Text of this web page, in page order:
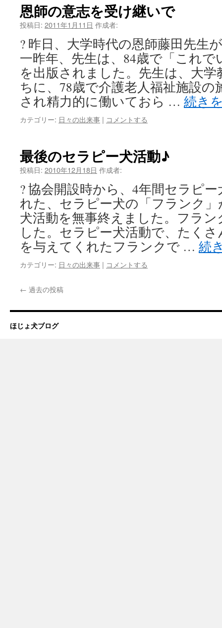
恩師の意志を受け継いで
投稿日: 2011年1月11日 作成者:
? 昨日、大学時代の恩師藤田先生
一昨年、先生は、84歳で「これ
を出版されました。先生は、大
ちに、78歳で介護老人福祉施設
され精力的に働いておら … 続き
カテゴリー: 日々の出来事 | コメントする
最後のセラピー犬活動♪
投稿日: 2010年12月18日 作成者:
? 協会開設時から、4年間セラピ
れた、セラピー犬の「フランク
犬活動を無事終えました。フラ
した。セラピー犬活動で、たく
を与えてくれたフランクで … 続
カテゴリー: 日々の出来事 | コメントする
← 過去の投稿
ほじょ犬ブログ